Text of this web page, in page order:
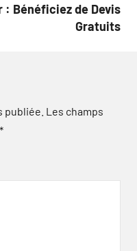
: Bénéficiez de Devis
Gratuits
publiée. Les champs
*